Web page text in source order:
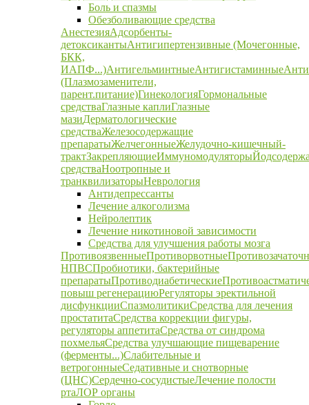
Боль и спазмы
Обезболивающие средства
АнестезияАдсорбенты-
детоксикантыАнтигипертензивные (Мочегонные,
БКК,
ИАПФ...)АнтигельминтныеАнтигистаминные
(Плазмозаменители,
парент.питание)ГинекологияГормональные
средстваГлазные каплиГлазные
мазиДерматологические
средстваЖелезосодержащие
препаратыЖелчегонныеЖелудочно-кишечный-
трактЗакрепляющиеИммуномодуляторы
средстваНоотропные и
транквилизаторыНеврология
Антидепрессанты
Лечение алкоголизма
Нейролептик
Лечение никотиновой зависимости
Средства для улучшения работы мозга
ПротивоязвенныеПротиворвотные
НПВСПробиотики, бактерийные
препаратыПротиводиабетические
повыш регенерациюРегуляторы эректильной
дисфункцииСпазмолитикиСредства для лечения
простатитаСредства коррекции фигуры,
регуляторы аппетитаСредства от синдрома
похмельяСредства улучшающие пищеварение
(ферменты...)Слабительные и
ветрогонныеСедативные и снотворные
(ЦНС)Сердечно-сосудистыеЛечение полости
ртаЛОР органы